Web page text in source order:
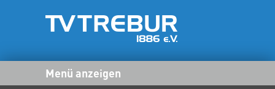
Menü anzeigen